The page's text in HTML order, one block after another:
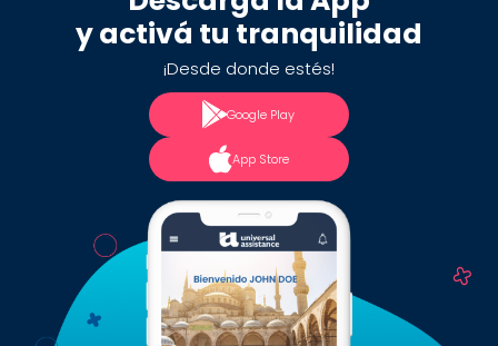
y activá tu tranquilidad
¡Desde donde estés!
Google Play
App Store